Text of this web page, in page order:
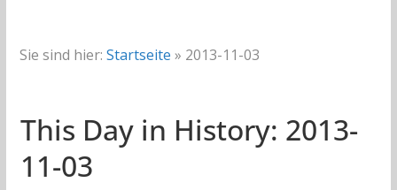
Sie sind hier: Startseite » 2013-11-03
This Day in History: 2013-
11-03